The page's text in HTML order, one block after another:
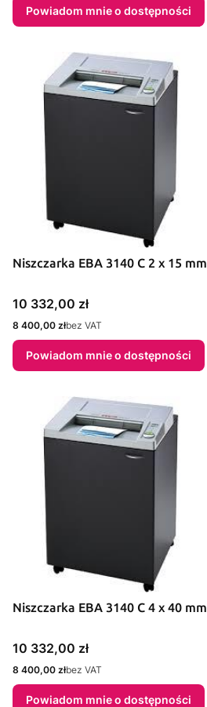
Powiadom mnie o dostępności
Niszczarka EBA 3140 C 2 x 15 mm
Cena
10 332,00 zł
Cena
8 400,00 złbez VAT
Powiadom mnie o dostępności
Niszczarka EBA 3140 C 4 x 40 mm
Cena
10 332,00 zł
Cena
8 400,00 złbez VAT
Powiadom mnie o dostępności